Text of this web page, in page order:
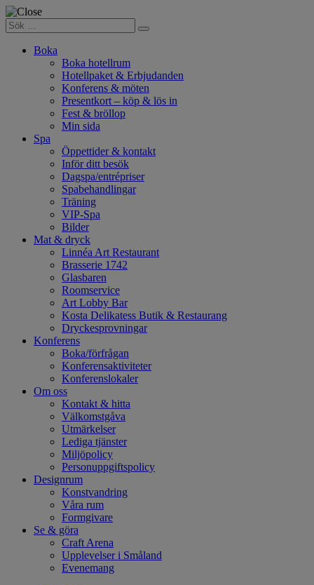
Boka
Boka hotellrum
Hotellpaket & Erbjudanden
Konferens & möten
Presentkort – köp & lös in
Fest & bröllop
Min sida
Spa
Öppettider & kontakt
Inför ditt besök
Dagspa/entrépriser
Spabehandlingar
Träning
VIP-Spa
Bilder
Mat & dryck
Linnéa Art Restaurant
Brasserie 1742
Glasbaren
Roomservice
Art Lobby Bar
Kosta Delikatess Butik & Restaurang
Dryckesprovningar
Konferens
Boka/förfrågan
Konferensaktiviteter
Konferenslokaler
Om oss
Kontakt & hitta
Välkomstgåva
Utmärkelser
Lediga tjänster
Miljöpolicy
Personuppgiftspolicy
Designrum
Konstvandring
Våra rum
Formgivare
Se & göra
Craft Arena
Upplevelser i Småland
Evenemang